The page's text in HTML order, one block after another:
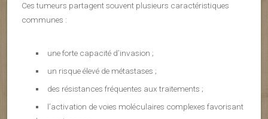
Ces tumeurs partagent souvent plusieurs caractéristiques
communes :
une forte capacité d’invasion ;
un risque élevé de métastases ;
des résistances fréquentes aux traitements ;
l’activation de voies moléculaires complexes favorisant